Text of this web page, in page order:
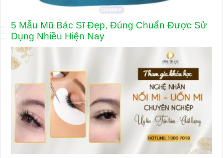
5 Mẫu Mũ Bác Sĩ Đẹp, Đúng Chuẩn Được Sử
Dụng Nhiều Hiện Nay